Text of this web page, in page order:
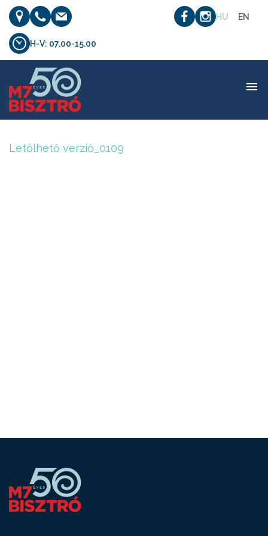
HU EN
H-V: 07.00-15.00
Letölhető verzió_0109
Letölhető verzió_0109